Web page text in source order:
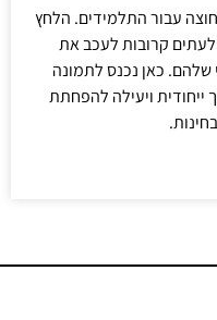
עבור התלמידים. הלחץ
קרובות לעכב את
שלהם. כאן נכנס לתמונה
ויעילה להפחתת